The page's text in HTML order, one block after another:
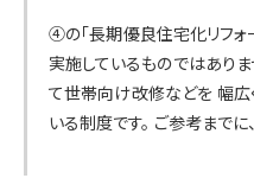
④の「長期優良住宅化リフォ
実施しているものではありま
て世帯向け改修などを 幅広
いる制度です。 ご参考までに